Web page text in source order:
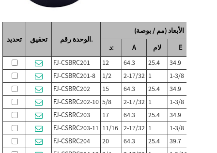
تحديد تحقيق الوحدة رقم.
الأبعاد (مم / بوصة)
د:
A لام E
FJ-CSBRC201
12 64.3 25.4 34.9
FJ-CSBRC201-8
1/2 2-17/32 1 1-3/8
FJ-CSBRC202
15 64.3 25.4 34.9
FJ-CSBRC202-10 5/8 2-17/32 1 1-3/8
FJ-CSBRC203
17 64.3 25.4 34.9
FJ-CSBRC203-11 11/16 2-17/32 1 1-3/8
FJ-CSBRC204
20 64.3 25.4 39.7